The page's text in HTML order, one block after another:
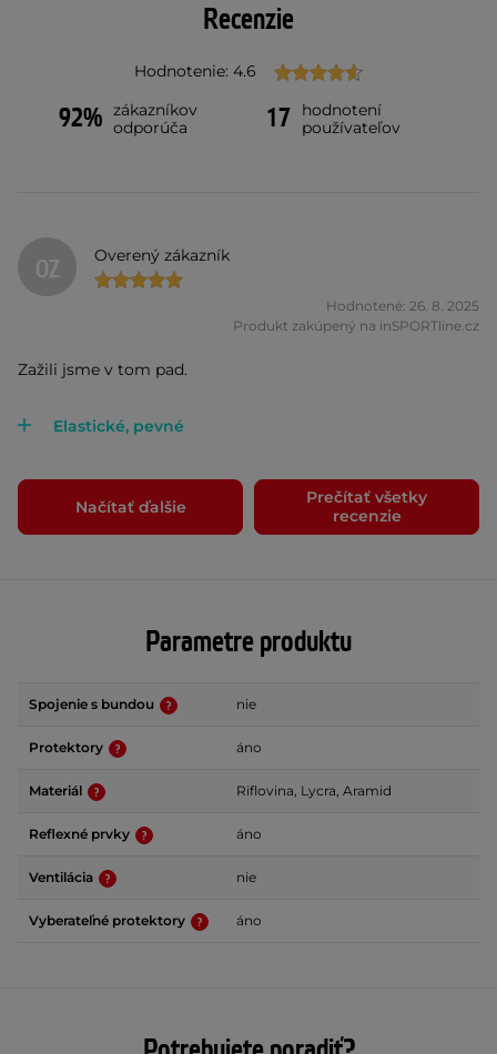
Recenzie
Hodnotenie: 4.6
92% zákazníkov
odporúča
17
hodnotení
používateľov
OZ Overený zákazník
Hodnotené: 26. 8. 2025
Produkt zakúpený na inSPORTline.cz
Zažili jsme v tom pad.
Elastické, pevné
Načítať ďalšie
Prečítať všetky
recenzie
Parametre produktu
Spojenie s bundou nie
Protektory áno
Materiál Riflovina, Lycra, Aramid
Reflexné prvky áno
Ventilácia nie
Vyberateľné protektory áno